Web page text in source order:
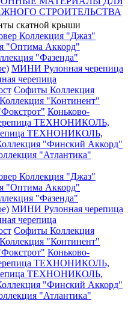
СТРОИТЕЛЬСТВА
скатной крыши
Коллекция "Джаз"
"Оптима Аккорд"
"Фазенда"
МИНИ Рулонная черепица
черепица
Софиты Коллекция
Коллекция "Континент"
Коньково-
ТЕХНОНИКОЛЬ,
ТЕХНОНИКОЛЬ,
"Финский Аккорд"
"Атлантика"
Коллекция "Джаз"
"Оптима Аккорд"
"Фазенда"
МИНИ Рулонная черепица
черепица
Софиты Коллекция
Коллекция "Континент"
Коньково-
ТЕХНОНИКОЛЬ,
ТЕХНОНИКОЛЬ,
"Финский Аккорд"
"Атлантика"